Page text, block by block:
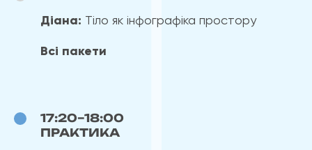
Діана: Тіло як інфографіка простору
Всі пакети
17:20–18:00
ПРАКТИКА